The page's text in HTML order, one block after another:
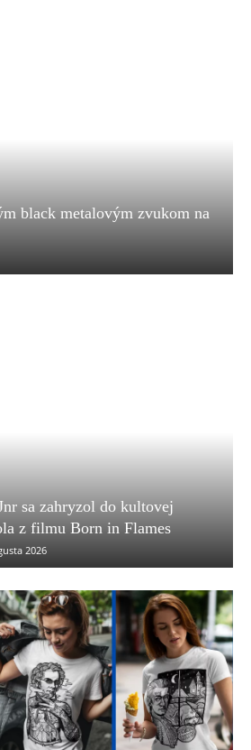
black metalovým zvukom na
sa zahryzol do kultovej
z filmu Born in Flames
2026